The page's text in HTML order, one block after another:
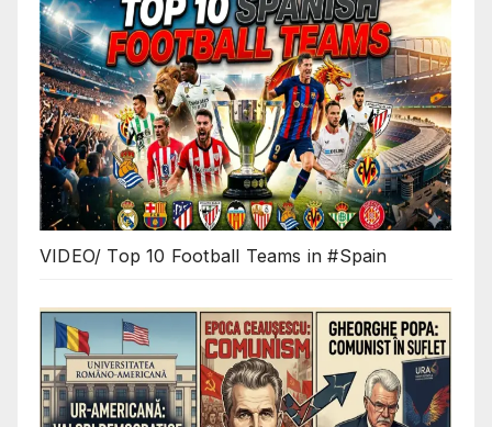
VIDEO/ Top 10 Football Teams in #Spain